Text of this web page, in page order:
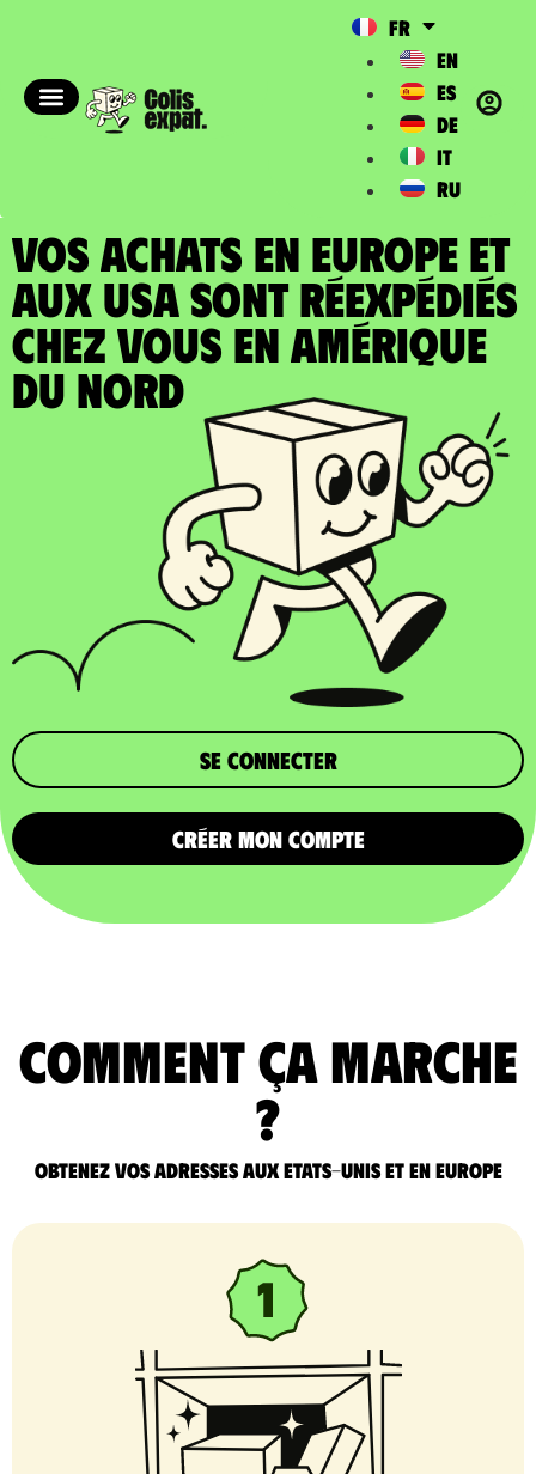
FR
EN
ES
DE
IT
RU
VOS ACHATS EN EUROPE ET
AUX USA SONT RÉEXPÉDIÉS
chez vous en Amérique
du Nord
Se connecter
CRÉER MON COMPTE
comment ça marche
?
Obtenez vos adresses aux Etats-Unis et en Europe